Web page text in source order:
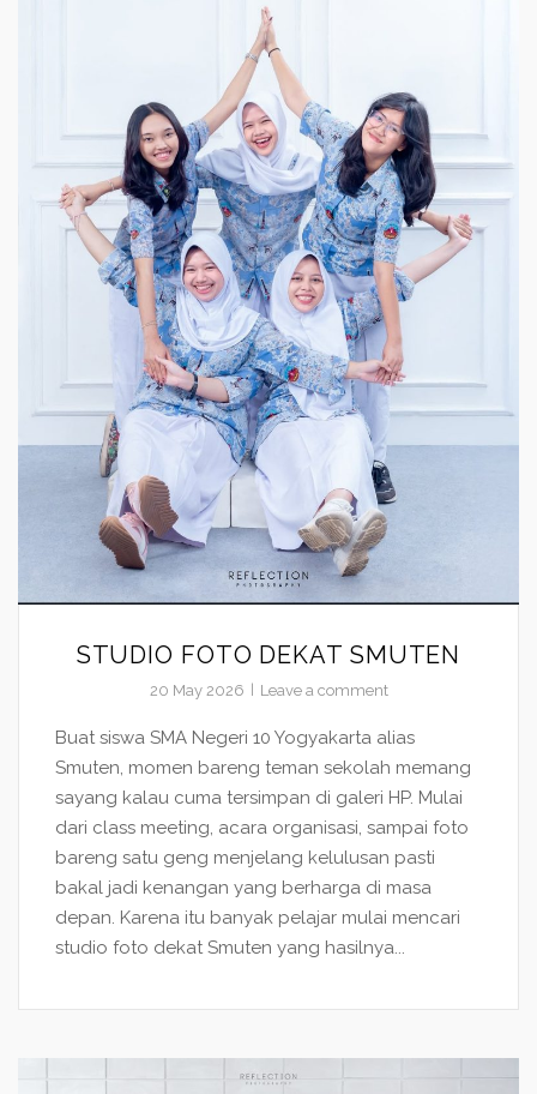
STUDIO FOTO DEKAT SMUTEN
20 May 2026 Leave a comment
Buat siswa SMA Negeri 10 Yogyakarta alias
Smuten, momen bareng teman sekolah memang
sayang kalau cuma tersimpan di galeri HP. Mulai
dari class meeting, acara organisasi, sampai foto
bareng satu geng menjelang kelulusan pasti
bakal jadi kenangan yang berharga di masa
depan. Karena itu banyak pelajar mulai mencari
studio foto dekat Smuten yang hasilnya...